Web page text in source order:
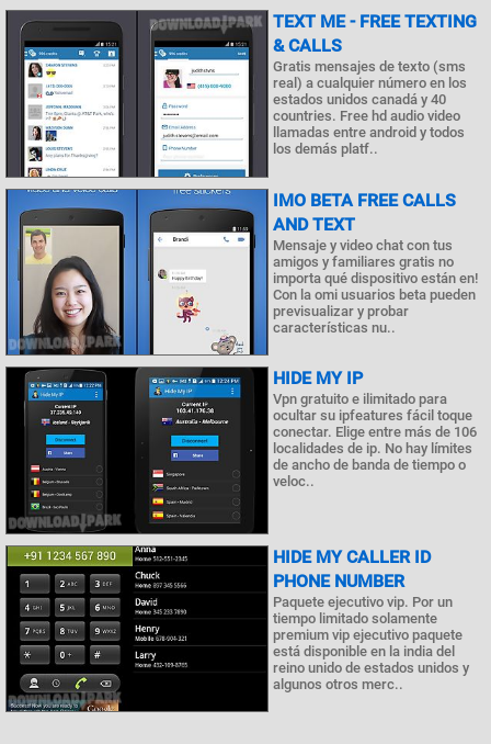
TEXT ME - FREE TEXTING
& CALLS
Gratis mensajes de texto (sms
real) a cualquier número en los
estados unidos canadá y 40
countries. Free hd audio video
llamadas entre android y todos
los demás platf..
IMO BETA FREE CALLS
AND TEXT
Mensaje y video chat con tus
amigos y familiares gratis no
importa qué dispositivo están en!
Con la omi usuarios beta pueden
previsualizar y probar
características nu..
HIDE MY IP
Vpn gratuito e ilimitado para
ocultar su ipfeatures fácil toque
conectar. Elige entre más de 106
localidades de ip. No hay límites
de ancho de banda de tiempo o
veloc..
HIDE MY CALLER ID
PHONE NUMBER
Paquete ejecutivo vip. Por un
tiempo limitado solamente
premium vip ejecutivo paquete
está disponible en la india del
reino unido de estados unidos y
algunos otros merc..